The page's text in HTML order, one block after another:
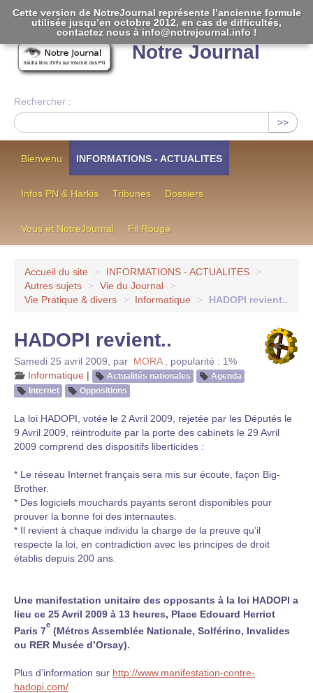
Notre Journal
Rechercher :
>>
Bienvenu INFORMATIONS - ACTUALITES
Infos PN & Harkis Tribunes Dossiers
Vous et NotreJournal Fil Rouge
Accueil du site > INFORMATIONS - ACTUALITES
>
Autres sujets
> Vie du Journal
>
Vie Pratique & divers
> Informatique > HADOPI revient..
HADOPI revient..
Samedi 25 avril 2009 par MORA
popularité : 1%
Informatique | Actualités nationales
Agenda
Internet
Oppositions
La loi HADOPI, votée le 2 Avril 2009, rejetée par les Députés le
9 Avril 2009, réintroduite par la porte des cabinets le 29 Avril
2009 comprend des dispositifs liberticides :
* Le réseau Internet français sera mis sur écoute, façon Big-
Brother.
* Des logiciels mouchards payants seront disponibles pour
prouver la bonne foi des internautes.
* Il revient à chaque individu la charge de la preuve qu’il
respecte la loi, en contradiction avec les principes de droit
établis depuis 200 ans.
Une manifestation unitaire des opposants à la loi HADOPI a
lieu ce 25 Avril 2009 à 13 heures, Place Edouard Herriot
Paris 7
e
(Métros Assemblée Nationale, Solférino, Invalides
ou RER Musée d’Orsay).
Plus d’information sur http://www.manifestation-contre-
hadopi.com/
Cette version de NotreJournal représente l’ancienne formule
utilisée jusqu’en octobre 2012, en cas de difficultés,
contactez nous à info@notrejournal.info !